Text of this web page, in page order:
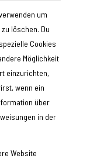
um
löschen. Du
Cookies
Möglichkeit
einzurichten,
wenn ein
über
in der
Website